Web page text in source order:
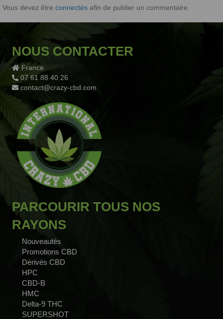
Vous devez être connectés afin de publier un commentaire.
NOUS CONTACTER
France
07 61 88 40 26
contact@crazy-cbd.com
PARCOURIR TOUS NOS
RAYONS
Nouveautés
Promotions CBD
Dérivés CBD
HPC
CBD-B
HMC
Delta-9 THC
SUPERSHOT